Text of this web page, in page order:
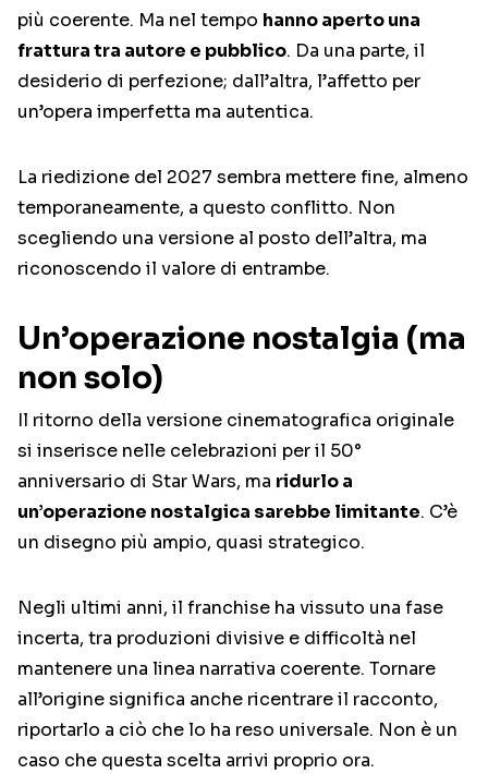
più coerente. Ma nel tempo hanno aperto una
frattura tra autore e pubblico. Da una parte, il
desiderio di perfezione; dall’altra, l’affetto per
un’opera imperfetta ma autentica.
La riedizione del 2027 sembra mettere fine, almeno
temporaneamente, a questo conflitto. Non
scegliendo una versione al posto dell’altra, ma
riconoscendo il valore di entrambe.
Un’operazione nostalgia (ma
non solo)
Il ritorno della versione cinematografica originale
si inserisce nelle celebrazioni per il 50°
anniversario di Star Wars, ma ridurlo a
un’operazione nostalgica sarebbe limitante. C’è
un disegno più ampio, quasi strategico.
Negli ultimi anni, il franchise ha vissuto una fase
incerta, tra produzioni divisive e difficoltà nel
mantenere una linea narrativa coerente. Tornare
all’origine significa anche ricentrare il racconto,
riportarlo a ciò che lo ha reso universale. Non è un
caso che questa scelta arrivi proprio ora.